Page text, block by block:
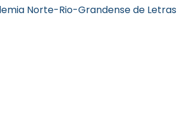
Norte-Rio-Grandense de Letras